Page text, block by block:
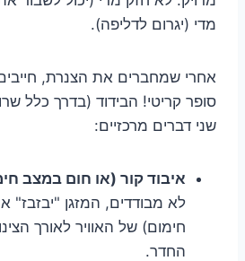
מדי (יגרום לדליפה).
אחרי שמחברים את הצנרת,
סופר קריטי! הבידוד (בדרך כלל
שני דברים מרכזיים:
איבוד קור (או חום במצב
לא מבודדים, המזגן "יבזבז"
חימום) של האוויר לאורך
החדר.